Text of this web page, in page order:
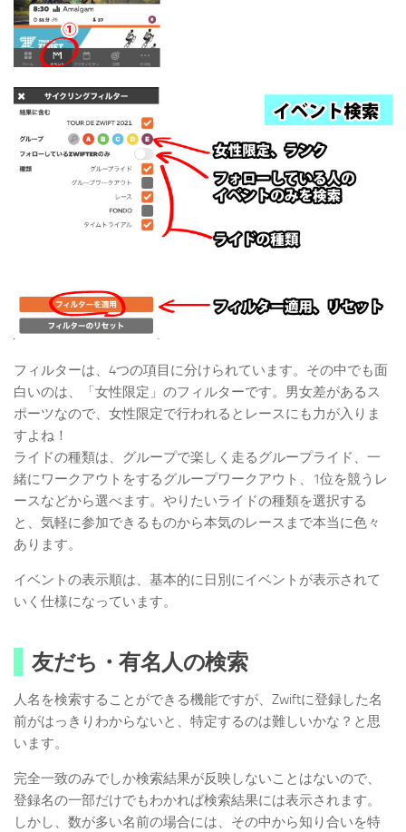
フィルターは、4つの項目に分けられています。その中でも面
白いのは、「女性限定」のフィルターです。男女差があるス
ポーツなので、女性限定で行われるとレースにも力が入りま
すよね！
ライドの種類は、グループで楽しく走るグループライド、一
緒にワークアウトをするグループワークアウト、1位を競うレ
ースなどから選べます。やりたいライドの種類を選択する
と、気軽に参加できるものから本気のレースまで本当に色々
あります。
イベントの表示順は、基本的に日別にイベントが表示されて
いく仕様になっています。
友だち・有名人の検索
人名を検索することができる機能ですが、Zwiftに登録した名
前がはっきりわからないと、特定するのは難しいかな？と思
います。
完全一致のみでしか検索結果が反映しないことはないので、
登録名の一部だけでもわかれば検索結果には表示されます。
しかし、数が多い名前の場合には、その中から知り合いを特